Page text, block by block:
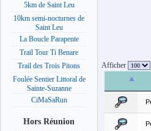
5km de Saint Leu
10km semi-nocturnes de
Saint Leu
La Boucle Parapente
Trail Tour Ti Benare
Trail des Trois Pitons
Foulée Sentier Littoral de
Sainte-Suzanne
CiMaSaRun
Hors Réunion
Afficher